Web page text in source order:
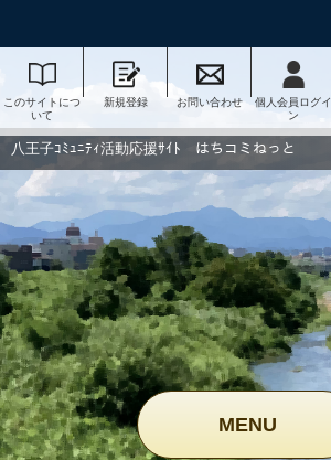
このサイトにつ
いて
新規登録 お問い合わせ
個人会員ログイ
ン
八王子ｺﾐｭﾆﾃｨ活動応援ｻｲﾄ はちコミねっと
MENU